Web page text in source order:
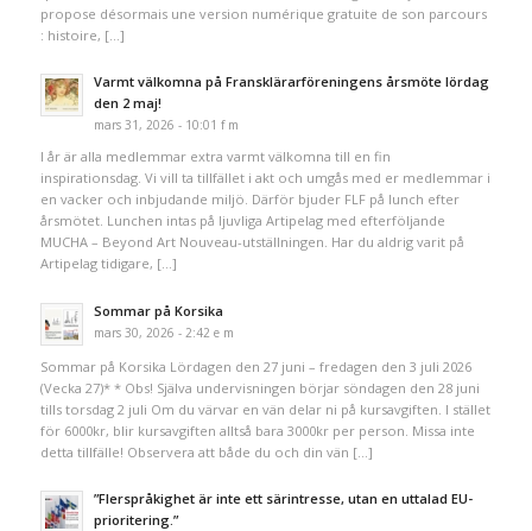
propose désormais une version numérique gratuite de son parcours
: histoire, […]
Varmt välkomna på Fransklärarföreningens årsmöte lördag
den 2 maj!
mars 31, 2026 - 10:01 f m
I år är alla medlemmar extra varmt välkomna till en fin
inspirationsdag. Vi vill ta tillfället i akt och umgås med er medlemmar i
en vacker och inbjudande miljö. Därför bjuder FLF på lunch efter
årsmötet. Lunchen intas på ljuvliga Artipelag med efterföljande
MUCHA – Beyond Art Nouveau-utställningen. Har du aldrig varit på
Artipelag tidigare, […]
Sommar på Korsika
mars 30, 2026 - 2:42 e m
Sommar på Korsika Lördagen den 27 juni – fredagen den 3 juli 2026
(Vecka 27)* * Obs! Själva undervisningen börjar söndagen den 28 juni
tills torsdag 2 juli Om du värvar en vän delar ni på kursavgiften. I stället
för 6000kr, blir kursavgiften alltså bara 3000kr per person. Missa inte
detta tillfälle! Observera att både du och din vän […]
”Flerspråkighet är inte ett särintresse, utan en uttalad EU-
prioritering.”